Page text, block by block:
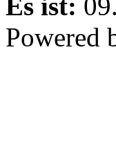
Powered